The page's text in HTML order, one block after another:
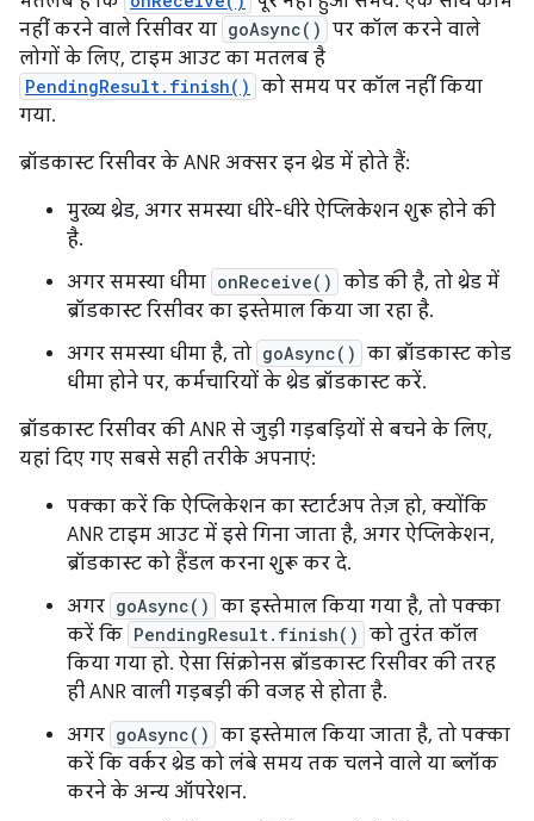
नहीं करने वाले रिसीवर या goAsync() पर कॉल करने वाले
लोगों के लिए, टाइम आउट का मतलब है
PendingResult.finish() को समय पर कॉल नहीं किया
गया.
ब्रॉडकास्ट रिसीवर के ANR अक्सर इन थ्रेड में होते हैं:
मुख्य थ्रेड, अगर समस्या धीरे-धीरे ऐप्लिकेशन शुरू होने की
है.
अगर समस्या धीमा onReceive() कोड की है, तो थ्रेड में
ब्रॉडकास्ट रिसीवर का इस्तेमाल किया जा रहा है.
अगर समस्या धीमा है, तो goAsync() का ब्रॉडकास्ट कोड
धीमा होने पर, कर्मचारियों के थ्रेड ब्रॉडकास्ट करें.
ब्रॉडकास्ट रिसीवर की ANR से जुड़ी गड़बड़ियों से बचने के लिए,
यहां दिए गए सबसे सही तरीके अपनाएं:
पक्का करें कि ऐप्लिकेशन का स्टार्टअप तेज़ हो, क्योंकि
ANR टाइम आउट में इसे गिना जाता है, अगर ऐप्लिकेशन,
ब्रॉडकास्ट को हैंडल करना शुरू कर दे.
अगर goAsync() का इस्तेमाल किया गया है, तो पक्का
करें कि PendingResult.finish() को तुरंत कॉल
किया गया हो. ऐसा सिंक्रोनस ब्रॉडकास्ट रिसीवर की तरह
ही ANR वाली गड़बड़ी की वजह से होता है.
अगर goAsync() का इस्तेमाल किया जाता है, तो पक्का
करें कि वर्कर थ्रेड को लंबे समय तक चलने वाले या ब्लॉक
करने के अन्य ऑपरेशन.